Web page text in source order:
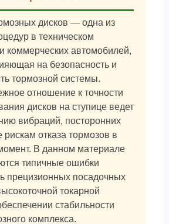
дисков — одна из
в техническом
коммерческих автомобилей,
на безопасность и
тормозной системы.
отношение к точности
дисков на ступице ведет
вибраций, посторонних
рискам отказа тормозов в
В данном материале
типичные ошибки
прецизионных посадочных
токарной
стабильности
комплекса.